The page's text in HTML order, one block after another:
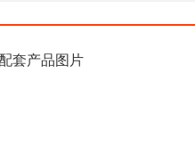
套产品图片